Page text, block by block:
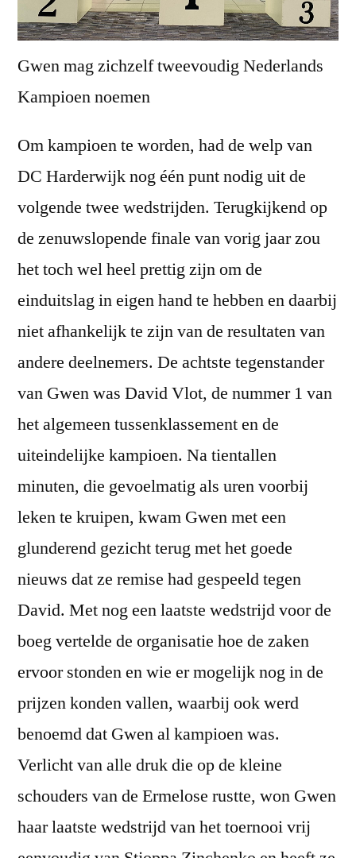
Gwen mag zichzelf tweevoudig Nederlands
Kampioen noemen
Om kampioen te worden, had de welp van
DC Harderwijk nog één punt nodig uit de
volgende twee wedstrijden. Terugkijkend op
de zenuwslopende finale van vorig jaar zou
het toch wel heel prettig zijn om de
einduitslag in eigen hand te hebben en daarbij
niet afhankelijk te zijn van de resultaten van
andere deelnemers. De achtste tegenstander
van Gwen was David Vlot, de nummer 1 van
het algemeen tussenklassement en de
uiteindelijke kampioen. Na tientallen
minuten, die gevoelmatig als uren voorbij
leken te kruipen, kwam Gwen met een
glunderend gezicht terug met het goede
nieuws dat ze remise had gespeeld tegen
David. Met nog een laatste wedstrijd voor de
boeg vertelde de organisatie hoe de zaken
ervoor stonden en wie er mogelijk nog in de
prijzen konden vallen, waarbij ook werd
benoemd dat Gwen al kampioen was.
Verlicht van alle druk die op de kleine
schouders van de Ermelose rustte, won Gwen
haar laatste wedstrijd van het toernooi vrij